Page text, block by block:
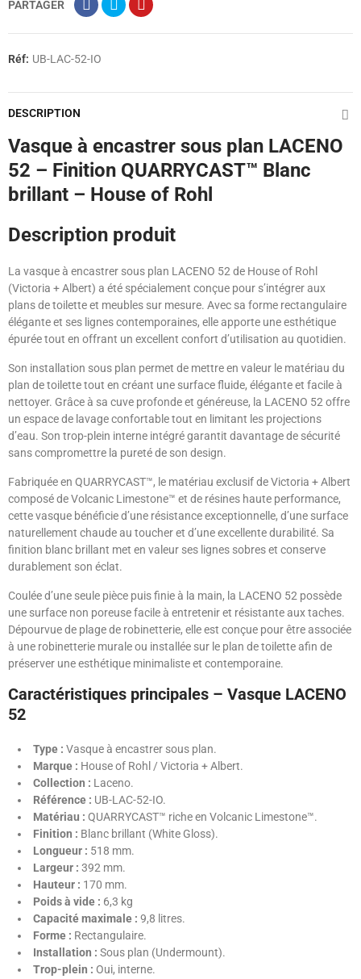
PARTAGER
Réf: UB-LAC-52-IO
DESCRIPTION
Vasque à encastrer sous plan LACENO
52 – Finition QUARRYCAST™ Blanc
brillant – House of Rohl
Description produit
La vasque à encastrer sous plan LACENO 52 de House of Rohl
(Victoria + Albert) a été spécialement conçue pour s’intégrer aux
plans de toilette et meubles sur mesure. Avec sa forme rectangulaire
élégante et ses lignes contemporaines, elle apporte une esthétique
épurée tout en offrant un excellent confort d’utilisation au quotidien.
Son installation sous plan permet de mettre en valeur le matériau du
plan de toilette tout en créant une surface fluide, élégante et facile à
nettoyer. Grâce à sa cuve profonde et généreuse, la LACENO 52 offre
un espace de lavage confortable tout en limitant les projections
d’eau. Son trop-plein interne intégré garantit davantage de sécurité
sans compromettre la pureté de son design.
Fabriquée en QUARRYCAST™, le matériau exclusif de Victoria + Albert
composé de Volcanic Limestone™ et de résines haute performance,
cette vasque bénéficie d’une résistance exceptionnelle, d’une surface
naturellement chaude au toucher et d’une excellente durabilité. Sa
finition blanc brillant met en valeur ses lignes sobres et conserve
durablement son éclat.
Coulée d’une seule pièce puis finie à la main, la LACENO 52 possède
une surface non poreuse facile à entretenir et résistante aux taches.
Dépourvue de plage de robinetterie, elle est conçue pour être associée
à une robinetterie murale ou installée sur le plan de toilette afin de
préserver une esthétique minimaliste et contemporaine.
Caractéristiques principales – Vasque LACENO
52
Type : Vasque à encastrer sous plan.
Marque : House of Rohl / Victoria + Albert.
Collection : Laceno.
Référence : UB-LAC-52-IO.
Matériau : QUARRYCAST™ riche en Volcanic Limestone™.
Finition : Blanc brillant (White Gloss).
Longueur : 518 mm.
Largeur : 392 mm.
Hauteur : 170 mm.
Poids à vide : 6,3 kg
Capacité maximale : 9,8 litres.
Forme : Rectangulaire.
Installation : Sous plan (Undermount).
Trop-plein : Oui, interne.